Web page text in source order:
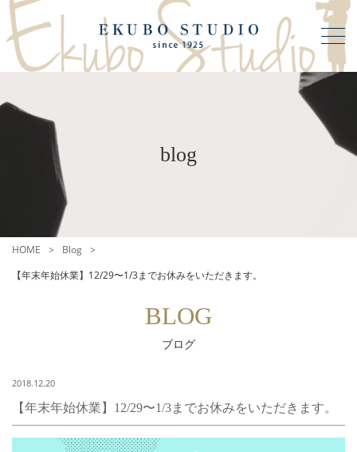
blog
HOME
Blog
【年末年始休業】12/29〜1/3までお休みをいただきます。
BLOG
ブログ
2018.12.20
【年末年始休業】12/29〜1/3までお休みをいただきます。